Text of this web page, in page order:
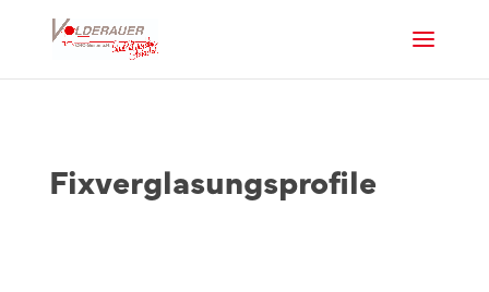
Fixverglasungsprofile